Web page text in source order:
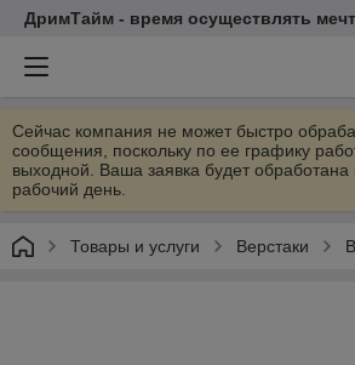
ДримТайм - время осуществлять
Сейчас компания не может быстро
сообщения, поскольку по ее графику
выходной. Ваша заявка будет
рабочий день.
Товары и услуги Верстаки